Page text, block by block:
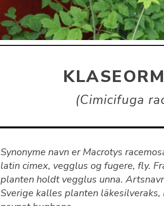
Cimicifuga
Synonyme navn er Macrotys
latin cimex, vegglus og fugere, fly.
planten holdt vegglus unna.
Sverige kalles planten läkesilveraks,